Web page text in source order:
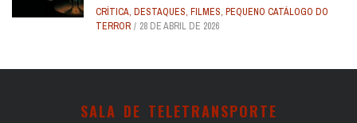
CRÍTICA, DESTAQUES, FILMES, PEQUENO CATÁLOGO DO
TERROR
28 DE ABRIL DE 2026
SALA DE TELETRANSPORTE